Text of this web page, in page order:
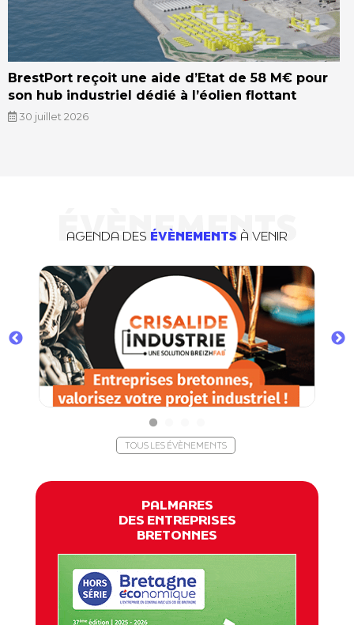
BrestPort reçoit une aide d’Etat de 58 M€ pour
son hub industriel dédié à l’éolien flottant
30 juillet 2026
ÉVÈNEMENTS
AGENDA DES ÉVÈNEMENTS À VENIR
TOUS LES ÉVÈNEMENTS
PALMARES
DES ENTREPRISES
BRETONNES